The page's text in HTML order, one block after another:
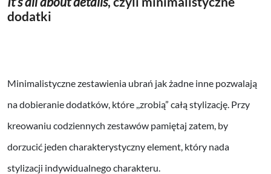
dodatki
Minimalistyczne zestawienia ubrań jak żadne inne pozwalają
na dobieranie dodatków, które ,,zrobią” całą stylizację. Przy
kreowaniu codziennych zestawów pamiętaj zatem, by
dorzucić jeden charakterystyczny element, który nada
stylizacji indywidualnego charakteru.